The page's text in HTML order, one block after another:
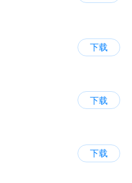
下载
下载
下载